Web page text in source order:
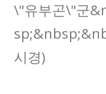
\"유부곤\"군
시경)